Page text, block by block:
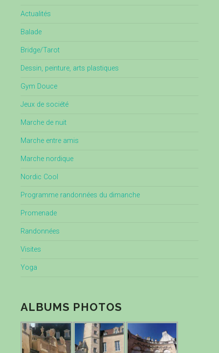
Actualités
Balade
Bridge/Tarot
Dessin, peinture, arts plastiques
Gym Douce
Jeux de société
Marche de nuit
Marche entre amis
Marche nordique
Nordic Cool
Programme randonnées du dimanche
Promenade
Randonnées
Visites
Yoga
ALBUMS PHOTOS